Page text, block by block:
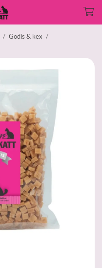
/ Godis & kex /